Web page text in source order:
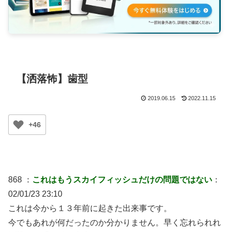
【洒落怖】歯型
2019.06.15 2022.11.15
+46
868 ： これはもうスカイフィッシュだけの問題ではない ：
02/01/23 23:10
これは今から１３年前に起きた出来事です。
今でもあれが何だったのか分かりません。早く忘れられれ